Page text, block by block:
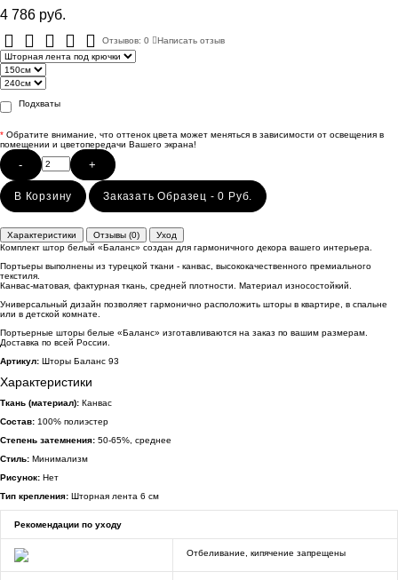
4 786 руб.
Отзывов: 0 Написать отзыв
Подхваты
* Обратите внимание, что оттенок цвета может меняться в зависимости от освещения в
помещении и цветопередачи Вашего экрана!
- +
В Корзину Заказать Образец - 0 Руб.
Характеристики Отзывы (0)
Уход
Комплект штор белый «Баланс» создан для гармоничного декора вашего интерьера.
Портьеры выполнены из турецкой ткани - канвас, высококачественного премиального
текстиля.
Канвас-матовая, фактурная ткань, средней плотности. Материал износостойкий.
Универсальный дизайн позволяет гармонично расположить шторы в квартире, в спальне
или в детской комнате.
Портьерные шторы белые «Баланс» изготавливаются на заказ по вашим размерам.
Доставка по всей России.
Артикул: Шторы Баланс 93
Характеристики
Ткань (материал): Канвас
Состав: 100% полиэстер
Степень затемнения: 50-65%, среднее
Стиль: Минимализм
Рисунок: Нет
Тип крепления: Шторная лента 6 см
Рекомендации по уходу
Отбеливание, кипячение запрещены